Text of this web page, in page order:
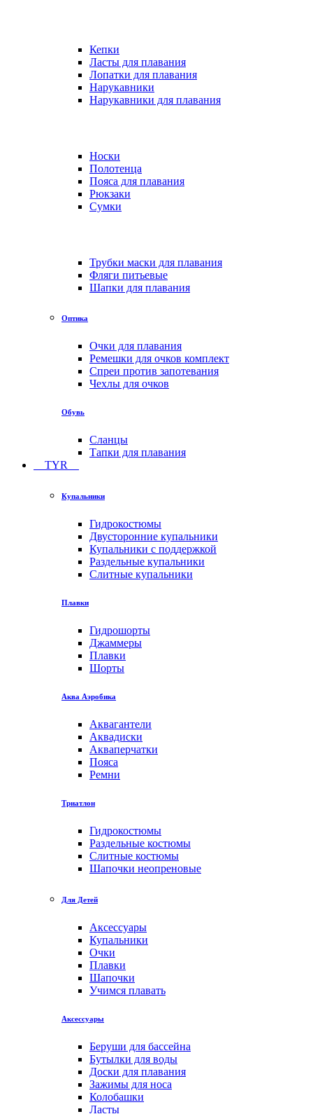
Кепки
Ласты для плавания
Лопатки для плавания
Нарукавники
Нарукавники для плавания
Носки
Полотенца
Пояса для плавания
Рюкзаки
Сумки
Трубки маски для плавания
Фляги питьевые
Шапки для плавания
Оптика
Очки для плавания
Ремешки для очков комплект
Спреи против запотевания
Чехлы для очков
Обувь
Сланцы
Тапки для плавания
TYR
Купальники
Гидрокостюмы
Двусторонние купальники
Купальники с поддержкой
Раздельные купальники
Слитные купальники
Плавки
Гидрошорты
Джаммеры
Плавки
Шорты
Аква Аэробика
Аквагантели
Аквадиски
Акваперчатки
Пояса
Ремни
Триатлон
Гидрокостюмы
Раздельные костюмы
Слитные костюмы
Шапочки неопреновые
Для Детей
Аксессуары
Купальники
Очки
Плавки
Шапочки
Учимся плавать
Аксессуары
Беруши для бассейна
Бутылки для воды
Доски для плавания
Зажимы для носа
Колобашки
Ласты